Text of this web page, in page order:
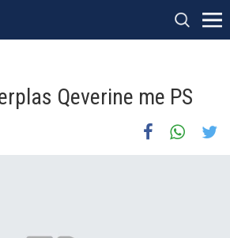
Qeverine me PS